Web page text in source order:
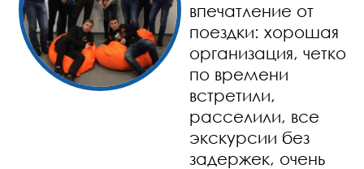
впечатление от
поездки: хорошая
организация, четко
по времени
встретили,
расселили, все
экскурсии без
задержек, очень